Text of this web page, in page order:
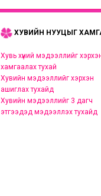
ХУВИЙН НУУЦЫГ
Хувь хүний мэдээллийг
хамгаалах тухай
Хувийн мэдээллийг хэрхэн
ашиглах тухайд
Хувийн мэдээллийг 3 дагч
этгээдэд мэдээллэх тухайд